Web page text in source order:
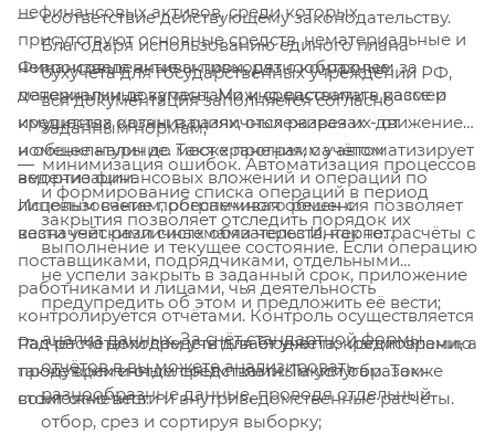
соответствие действующему законодательству.
Благодаря использованию единого плана
бухучёта для государственных учреждений РФ,
вся документация заполняется согласно
заданным нормам;
минимизация ошибок. Автоматизация процессов
и формирование списка операций в период
закрытия позволяет отследить порядок их
выполнение и текущее состояние. Если операцию
не успели закрыть в заданный срок, приложение
предупредить об этом и предложить её вести;
анализ данных. За счёт стандартной формы
отчётов в вы можете анализировать
разнообразные данные, проводя отдельный
отбор, срез и сортируя выборку;
нефинансовых активов, среди которых
присутствуют основные средств, нематериальные и
непроизведенные активы, разнообразные
материальные запасы. Можно рассчитать размер
имущества казны в различных разрезах - от
номенклатуры до мест хранения, с учётом
амортизации.
Финансовые активы проходят с контролем за
денежными документами и средствами в кассе и
кредитных организациях, отслеживая их движение
и общее наличие. Также программа автоматизирует
ведение финансовых вложений и операций по
лицевым счетам, обеспечивая обмен с
казначейскими системами через Интернет.
Использование программного решения позволяет
вести учёт различных обязательств, как то: расчёты с
поставщиками, подрядчиками, отдельными
работниками и лицами, чья деятельность
контролируется отчётами. Контроль осуществляется
над расчётами средств для бюджета, кредиторами, а
также временным средствами. Таким образом
возможно вести и внутриведомственные расчёты.
Расчёт по доходам учитывает учёт по изготовлению
продукции и отдельным платным услугам. Также
стоит отметить: